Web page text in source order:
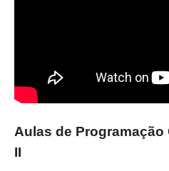
Aulas de Programação
II